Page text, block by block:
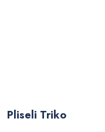
Pliseli Triko